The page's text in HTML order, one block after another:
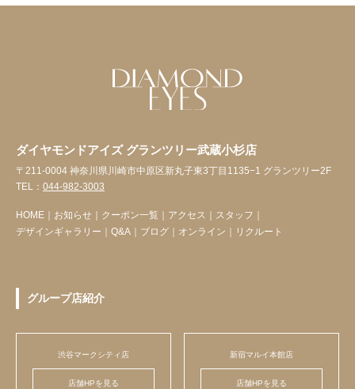
ダイヤモンドアイズ グランツリー武蔵小杉店
〒211-0004 神奈川県川崎市中原区新丸子東3丁目1135−1 グランツリー2F
TEL： 044-982-3003
HOME ｜ お知らせ ｜ クーポン一覧 ｜ アクセス ｜ スタッフ ｜
デザインギャラリー ｜ Q&A ｜ ブログ ｜ オンライン ｜ リクルート
グループ店紹介
渋谷マークシティ店
店舗HPを見る
新宿マルイ本館店
店舗HPを見る